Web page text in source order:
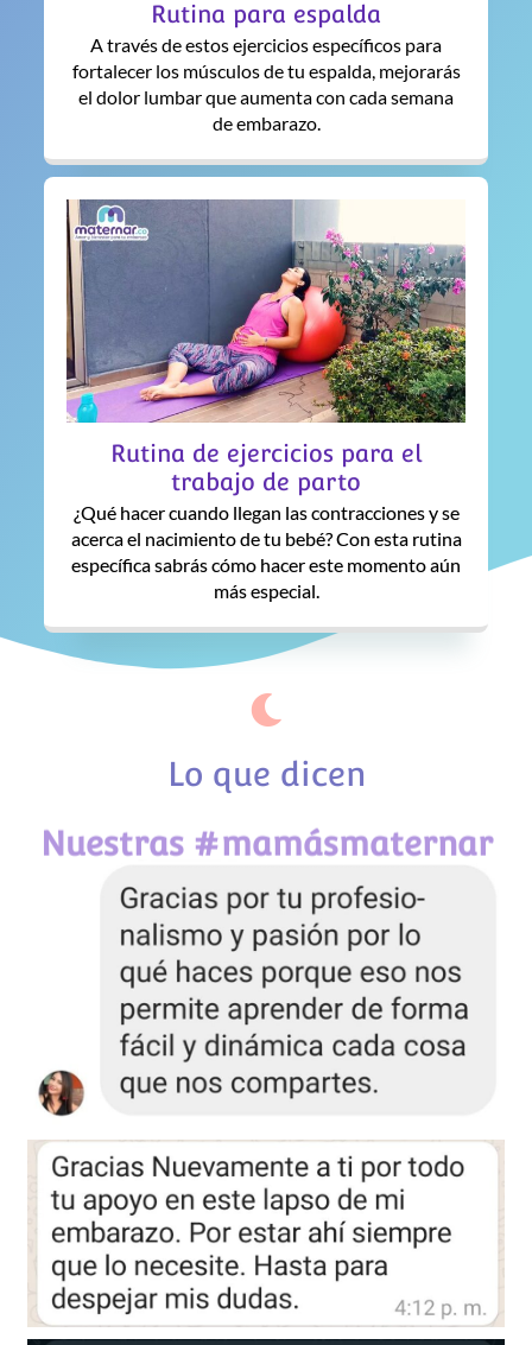
Rutina para espalda
A través de estos ejercicios específicos para
fortalecer los músculos de tu espalda, mejorarás
el dolor lumbar que aumenta con cada semana
de embarazo.
Rutina de ejercicios para el
trabajo de parto
¿Qué hacer cuando llegan las contracciones y se
acerca el nacimiento de tu bebé? Con esta rutina
específica sabrás cómo hacer este momento aún
más especial.
Lo que dicen
Nuestras #mamásmaternar